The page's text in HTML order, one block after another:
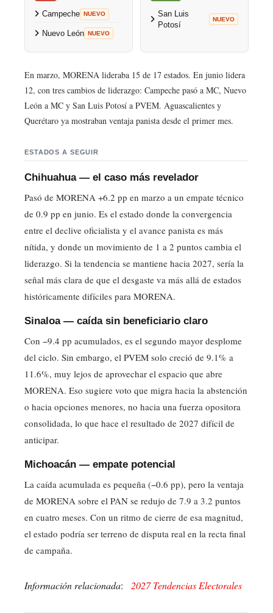
Campeche NUEVO
Nuevo León NUEVO
San Luis
Potosí
NUEVO
En marzo, MORENA lideraba 15 de 17 estados. En junio lidera
12, con tres cambios de liderazgo: Campeche pasó a MC, Nuevo
León a MC y San Luis Potosí a PVEM. Aguascalientes y
Querétaro ya mostraban ventaja panista desde el primer mes.
ESTADOS A SEGUIR
Chihuahua — el caso más revelador
Pasó de MORENA +6.2 pp en marzo a un empate técnico
de 0.9 pp en junio. Es el estado donde la convergencia
entre el declive oficialista y el avance panista es más
nítida, y donde un movimiento de 1 a 2 puntos cambia el
liderazgo. Si la tendencia se mantiene hacia 2027, sería la
señal más clara de que el desgaste va más allá de estados
históricamente difíciles para MORENA.
Sinaloa — caída sin beneficiario claro
Con −9.4 pp acumulados, es el segundo mayor desplome
del ciclo. Sin embargo, el PVEM solo creció de 9.1% a
11.6%, muy lejos de aprovechar el espacio que abre
MORENA. Eso sugiere voto que migra hacia la abstención
o hacia opciones menores, no hacia una fuerza opositora
consolidada, lo que hace el resultado de 2027 difícil de
anticipar.
Michoacán — empate potencial
La caída acumulada es pequeña (−0.6 pp), pero la ventaja
de MORENA sobre el PAN se redujo de 7.9 a 3.2 puntos
en cuatro meses. Con un ritmo de cierre de esa magnitud,
el estado podría ser terreno de disputa real en la recta final
de campaña.
Información relacionada: 2027 Tendencias Electorales